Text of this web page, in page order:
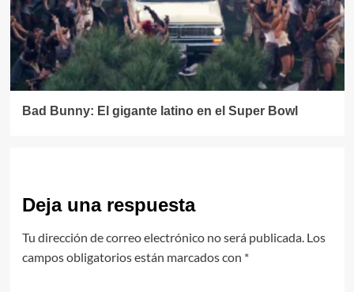
Bad Bunny: El gigante latino en el Super Bowl
Deja una respuesta
Tu dirección de correo electrónico no será publicada. Los
campos obligatorios están marcados con *